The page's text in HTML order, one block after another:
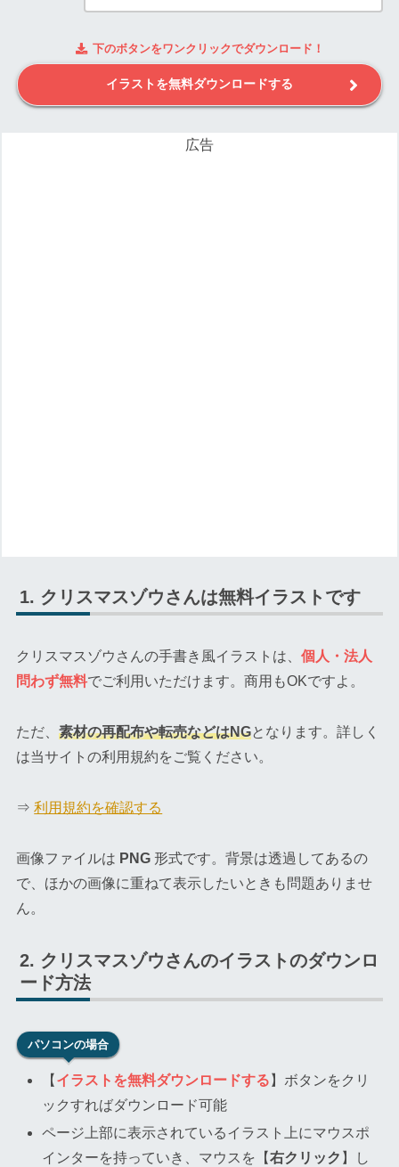
下のボタンをワンクリックでダウンロード！
イラストを無料ダウンロードする
広告
クリスマスゾウさんは無料イラストです
クリスマスゾウさんの手書き風イラストは、個人・法人
問わず無料でご利用いただけます。商用もOKですよ。
ただ、素材の再配布や転売などはNGとなります。詳しく
は当サイトの利用規約をご覧ください。
⇒利用規約を確認する
画像ファイルは PNG 形式です。背景は透過してあるの
で、ほかの画像に重ねて表示したいときも問題ありませ
ん。
クリスマスゾウさんのイラストのダウンロ
ード方法
パソコンの場合
【 イラストを無料ダウンロードする 】ボタンをクリ
ックすればダウンロード可能
ページ上部に表示されているイラスト上にマウスポ
インターを持っていき、マウスを【右クリック 】し